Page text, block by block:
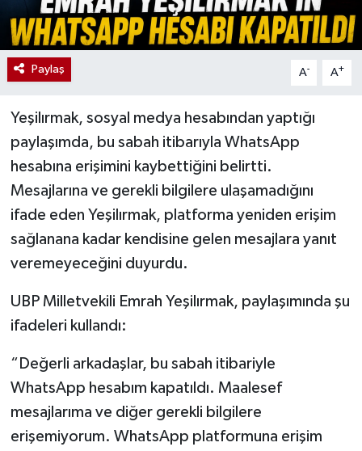
Paylaş A- A+
Yeşilırmak, sosyal medya hesabından yaptığı
paylaşımda, bu sabah itibarıyla WhatsApp
hesabına erişimini kaybettiğini belirtti.
Mesajlarına ve gerekli bilgilere ulaşamadığını
ifade eden Yeşilırmak, platforma yeniden erişim
sağlanana kadar kendisine gelen mesajlara yanıt
veremeyeceğini duyurdu.
UBP Milletvekili Emrah Yeşilırmak, paylaşımında şu
ifadeleri kullandı:
“Değerli arkadaşlar, bu sabah itibariyle
WhatsApp hesabım kapatıldı. Maalesef
mesajlarıma ve diğer gerekli bilgilere
erişemiyorum. WhatsApp platformuna erişim